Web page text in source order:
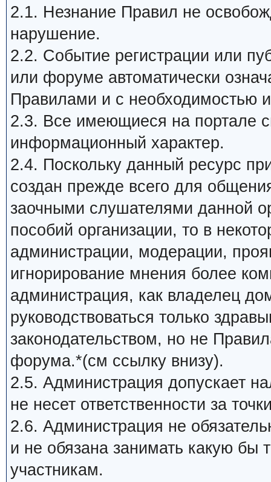
2.1. Незнание Правил не
нарушение.
2.2. Событие регистрации или
или форуме автоматически
Правилами и с необходимостью
2.3. Все имеющиеся на портале
информационный характер.
2.4. Поскольку данный ресурс
создан прежде всего для
заочными слушателями данной
пособий организации, то в
администрации, модерации,
игнорирование мнения более
администрация, как владелец
руководствоваться только
законодательством, но не
форума.*(см ссылку внизу).
2.5. Администрация допускает
не несет ответственности за
2.6. Администрация не
и не обязана занимать какую
участникам.